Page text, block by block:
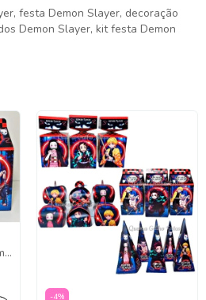
festa Demon Slayer, decoração
Demon Slayer, kit festa Demon
-4%